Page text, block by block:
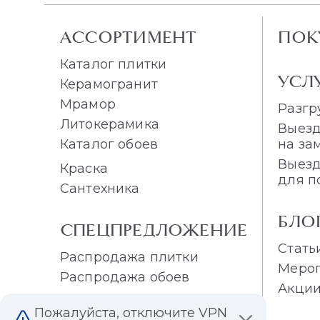
АССОРТИМЕНТ
Каталог плитки
Керамогранит
Мрамор
Литокерамика
Каталог обоев
Краска
Сантехника
СПЕЦПРЕДЛОЖЕНИЕ
Распродажа плитки
Распродажа обоев
на
для
Акции
Пожалуйста, отключите VPN